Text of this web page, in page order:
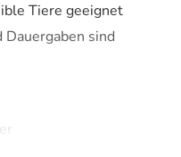
Tiere geeignet
sind